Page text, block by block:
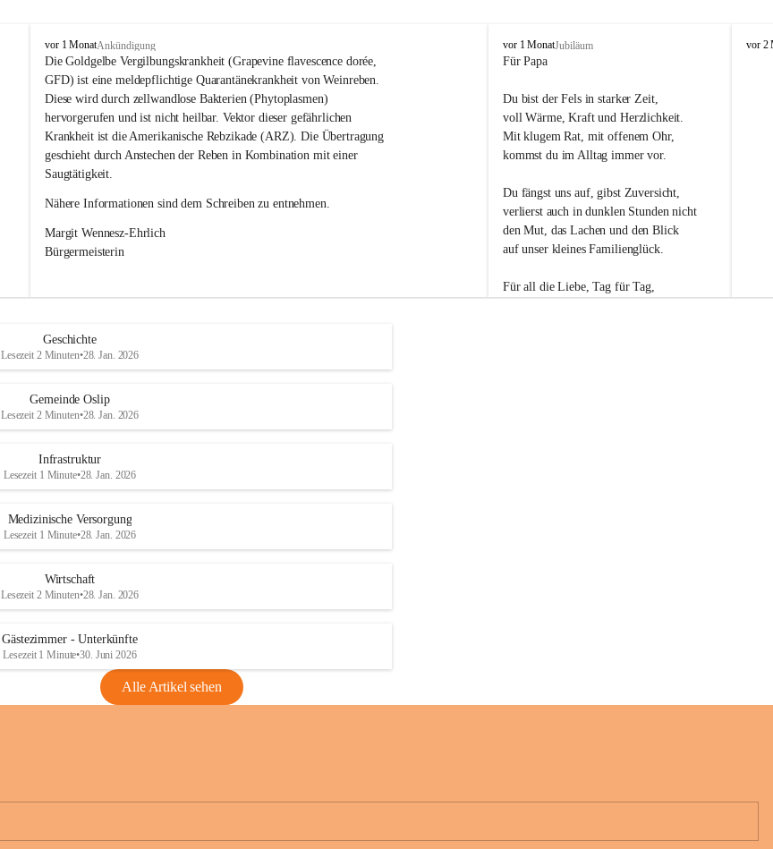
O
s
l
i
p
vor 1 MonatAnkündigung
Die Goldgelbe Vergilbungskrankheit (Grapevine flavescence dorée,
GFD) ist eine meldepflichtige Quarantänekrankheit von Weinreben.
Diese wird durch zellwandlose Bakterien (Phytoplasmen)
hervorgerufen und ist nicht heilbar. Vektor dieser gefährlichen
Krankheit ist die Amerikanische Rebzikade (ARZ). Die Übertragung
geschieht durch Anstechen der Reben in Kombination mit einer
Saugtätigkeit.
Nähere Informationen sind dem Schreiben zu entnehmen.
Margit Wennesz-Ehrlich
Bürgermeisterin
O
s
i
vor 1 MonatJubiläum
Für Papa
Du bist der Fels in starker Zeit,
voll Wärme, Kraft und Herzlichkeit.
Mit klugem Rat, mit offenem Ohr,
kommst du im Alltag immer vor.
Du fängst uns auf, gibst Zuversicht,
verlierst auch in dunklen Stunden nicht
den Mut, das Lachen und den Blick
auf unser kleines Familienglück.
Für all die Liebe, Tag für Tag,
O
vor 2
Geschichte
Lesezeit 2 Minuten•28. Jan. 2026
Gemeinde Oslip
Lesezeit 2 Minuten•28. Jan. 2026
Infrastruktur
Lesezeit 1 Minute•28. Jan. 2026
Medizinische Versorgung
Lesezeit 1 Minute•28. Jan. 2026
Wirtschaft
Lesezeit 2 Minuten•28. Jan. 2026
Gästezimmer - Unterkünfte
Lesezeit 1 Minute•30. Juni 2026
Alle Artikel sehen